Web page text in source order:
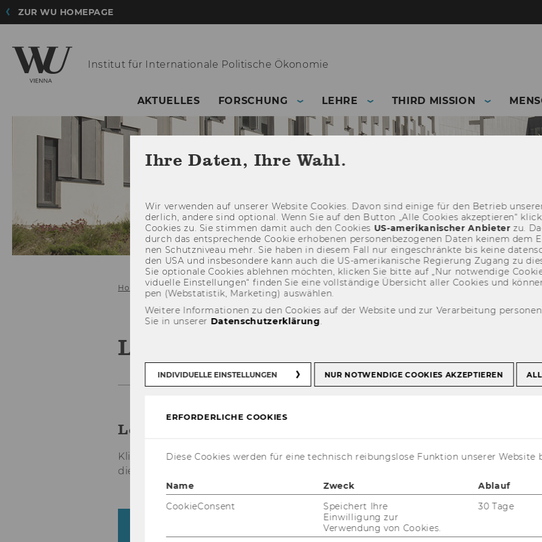
ZUR WU HOMEPAGE
Institut für Internationale Politische Ökonomie
AKTUELLES FORSCHUNG LEHRE THIRD MISSION
Home Lehre Lehrangebot Lehrangebot früherer Semester
Lehrangebot früherer Semester
Lehr­an­ge­bot im Som­mer­se­mes­ter 2024
Kli­cken Sie auf die ein­zel­nen Kurs­be­zeich­nun­gen unten, um mehr über
die je­wei­li­gen Lehr­ver­an­stal­tun­gen und deren In­hal­te zu er­fah­ren.
Sus­tain­able In­ter­na­tio­nal De­ve­lo­p­ment
Ihre Daten, Ihre Wahl.
Wir ver­wen­den auf un­se­rer Web­site Coo­kies. Davon sind ei­ni­ge für den Be­trieb
der­lich, an­de­re sind op­tio­nal. Wenn Sie auf den But­ton „Alle Coo­kies ak­zep­tie­ren“
Coo­kies zu. Sie stim­men damit auch den Coo­kies US-​amerikanischer An­bie­terzu.
durch das ent­spre­chen­de Coo­kie er­ho­be­nen per­so­nen­be­zo­ge­nen Daten kei­nem dem
nen Schutz­ni­veau mehr. Sie haben in die­sem Fall nur ein­ge­schränk­te bis keine
den USA und ins­be­son­de­re kann auch die US-​amerikanische Re­gie­rung Zu­gang zu
Sie op­tio­na­le Coo­kies ab­leh­nen möch­ten, kli­cken Sie bitte auf „Nur not­wen­di­ge
vi­du­el­le Ein­stel­lun­gen“ fin­den Sie eine voll­stän­di­ge Über­sicht aller Coo­kies und
pen (Web­sta­tis­tik, Mar­ke­ting) aus­wäh­len.
Weitere Informationen zu den Cookies auf der Website und zur Verarbeitung
Sie in unserer Datenschutzerklärung.
INDIVIDUELLE EINSTELLUNGEN NUR NOTWENDIGE COOKIES AKZEPTIEREN
ERFORDERLICHE COOKIES
Diese Cookies werden für eine technisch reibungslose Funktion unserer Website
Name Zweck Ablauf
CookieConsent
Speichert Ihre
Einwilligung zur
Verwendung von Cookies.
30 Tage